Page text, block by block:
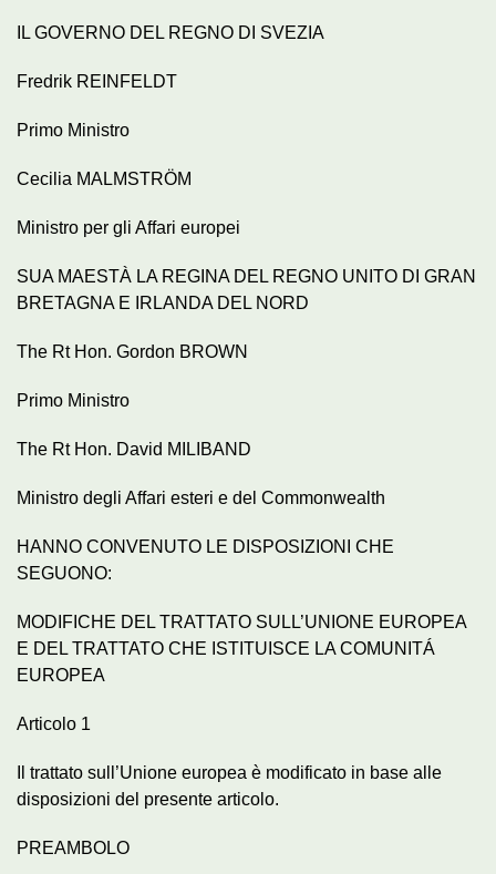
IL GOVERNO DEL REGNO DI SVEZIA
Fredrik REINFELDT
Primo Ministro
Cecilia MALMSTRÖM
Ministro per gli Affari europei
SUA MAESTÀ LA REGINA DEL REGNO UNITO DI GRAN
BRETAGNA E IRLANDA DEL NORD
The Rt Hon. Gordon BROWN
Primo Ministro
The Rt Hon. David MILIBAND
Ministro degli Affari esteri e del Commonwealth
HANNO CONVENUTO LE DISPOSIZIONI CHE
SEGUONO:
MODIFICHE DEL TRATTATO SULL’UNIONE EUROPEA
E DEL TRATTATO CHE ISTITUISCE LA COMUNITÁ
EUROPEA
Articolo 1
Il trattato sull’Unione europea è modificato in base alle
disposizioni del presente articolo.
PREAMBOLO